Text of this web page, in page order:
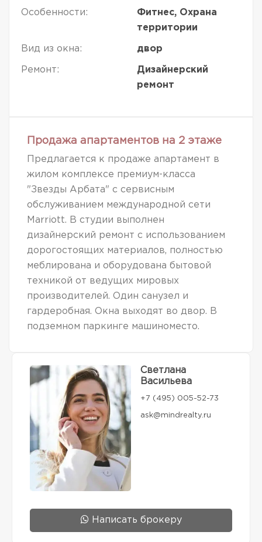
Особенности:
Фитнес, Охрана
территории
Вид из окна: двор
Ремонт:
Дизайнерский
ремонт
Продажа апартаментов на 2 этаже
Предлагается к продаже апартамент в
жилом комплексе премиум-класса
"Звезды Арбата" с сервисным
обслуживанием международной сети
Marriott. В студии выполнен
дизайнерский ремонт с использованием
дорогостоящих материалов, полностью
меблирована и оборудована бытовой
техникой от ведущих мировых
производителей. Один санузел и
гардеробная. Окна выходят во двор. В
подземном паркинге машиноместо.
Светлана
Васильева
+7 (495) 005-52-73
ask@mindrealty.ru
Написать брокеру